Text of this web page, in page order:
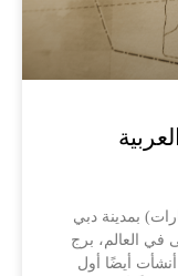
بمدينة دبي
في العالم، برج
أيضًا أول